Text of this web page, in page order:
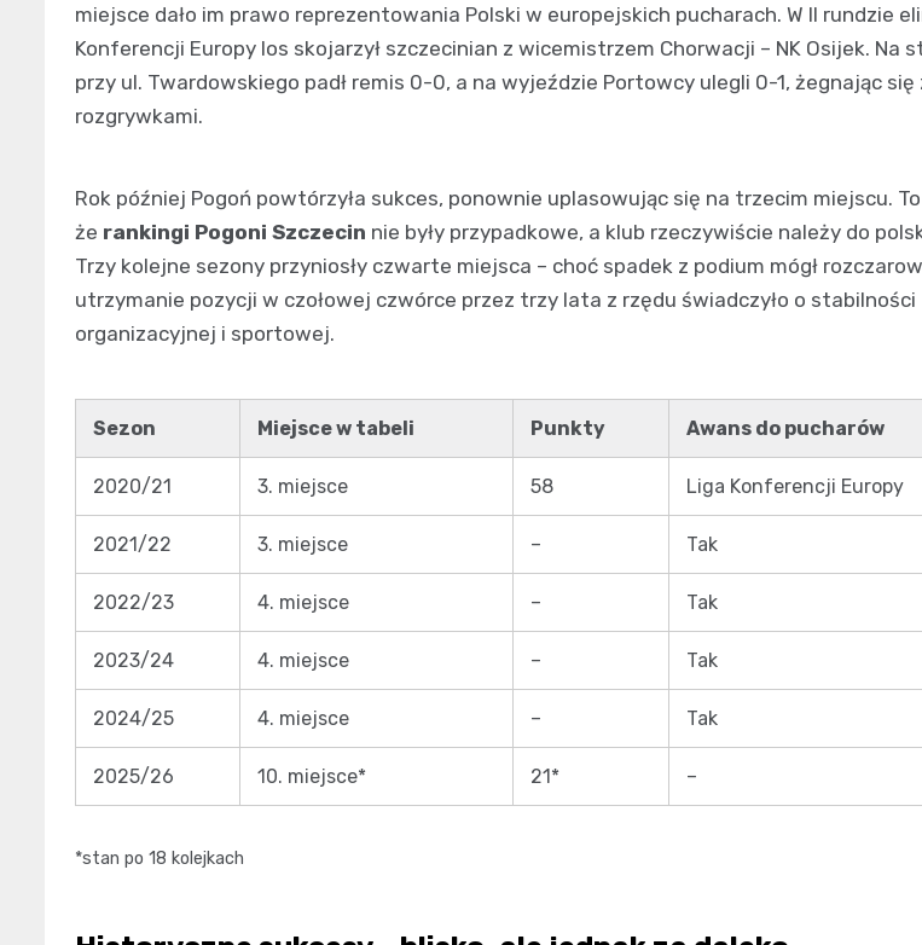
miejsce dało im prawo reprezentowania Polski w europejskich pucharach. W II rundzie
Konferencji Europy los skojarzył szczecinian z wicemistrzem Chorwacji – NK Osijek. Na
przy ul. Twardowskiego padł remis 0-0, a na wyjeździe Portowcy ulegli 0-1, żegnając się
rozgrywkami.
Rok później Pogoń powtórzyła sukces, ponownie uplasowując się na trzecim miejscu. To
że rankingi Pogoni Szczecin nie były przypadkowe, a klub rzeczywiście należy do
Trzy kolejne sezony przyniosły czwarte miejsca – choć spadek z podium mógł
utrzymanie pozycji w czołowej czwórce przez trzy lata z rzędu świadczyło o stabilności
organizacyjnej i sportowej.
Sezon Miejsce w tabeli Punkty Awans do pucharów
2020/21 3. miejsce 58 Liga Konferencji Europy
2021/22 3. miejsce – Tak
2022/23 4. miejsce – Tak
2023/24 4. miejsce – Tak
2024/25 4. miejsce – Tak
2025/26 10. miejsce* 21* –
*stan po 18 kolejkach